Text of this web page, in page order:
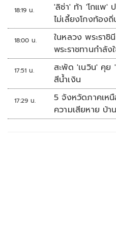
18:19 น.
'ลิซ่า' ท้า 'โกแพ'
ไม่เลี้ยงโกงท้องถิ่
18:00 น.
ในหลวง พระรา
พระราชทานกำลั
รร.เทพศิรินทร์นน
17:51 น.
สะพัด 'เนวิน' คุย
สีน้ำเงิน
17:29 น.
5 จังหวัดภาคเห
ความเสียหาย บ้